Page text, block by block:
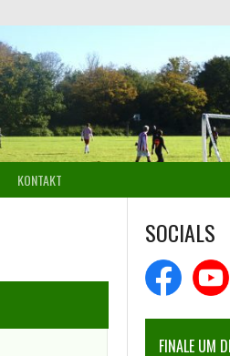
KONTAKT
SOCIALS
FINALE UM